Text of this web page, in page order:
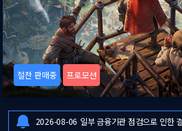
절찬 판매중 프로모션
2026-08-06 [드래곤즈 도그마 2: 다크 어리즌
2026-08-06 일부 금융기관 점검으로 인한
2026-08-07 8월 1주 다이렉트 게임즈 주말